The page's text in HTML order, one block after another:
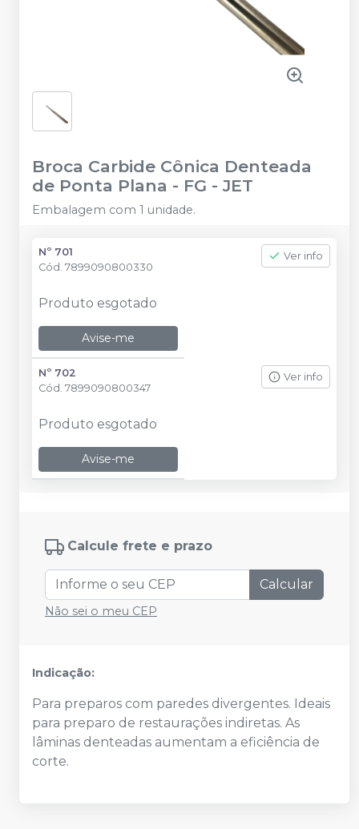
Broca Carbide Cônica Denteada
de Ponta Plana - FG - JET
Embalagem com 1 unidade.
Nº 701
Cód. 7899090800330
Ver info
Produto esgotado
Avise-me
Nº 702
Cód. 7899090800347
Ver info
Produto esgotado
Avise-me
Calcule frete e prazo
Calcular
Não sei o meu CEP
Indicação:
Para preparos com paredes divergentes. Ideais
para preparo de restaurações indiretas. As
lâminas denteadas aumentam a eficiência de
corte.